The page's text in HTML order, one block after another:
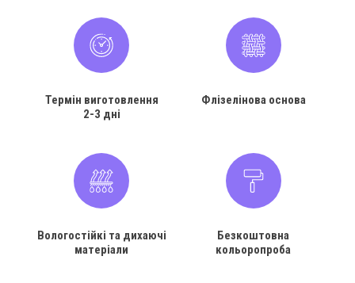
Термін виготовлення
2-3 дні
Флізелінова основа
Вологостійкі та дихаючі
матеріали
Безкоштовна
кольоропроба